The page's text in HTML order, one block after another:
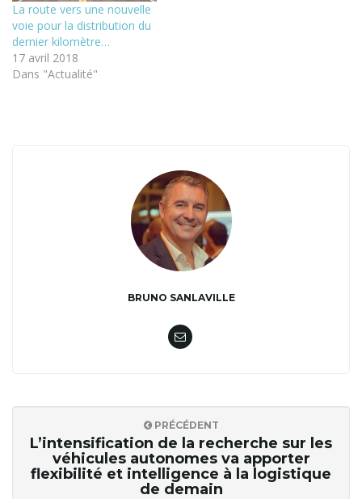
La route vers une nouvelle
voie pour la distribution du
dernier kilomètre…
17 avril 2018
Dans "Actualité"
BRUNO SANLAVILLE
PRÉCÉDENT
L’intensification de la recherche sur les
véhicules autonomes va apporter
flexibilité et intelligence à la logistique
de demain